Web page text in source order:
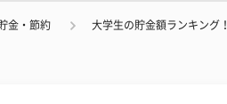
金・節約 大学生の貯金額ランキング